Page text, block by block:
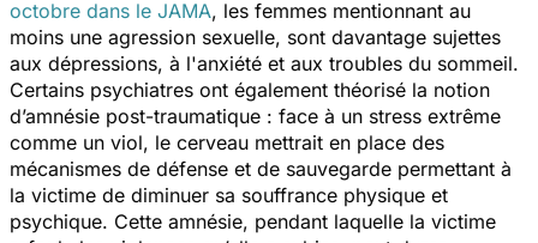
octobre dans le JAMA, les femmes mentionnant au
moins une agression sexuelle, sont davantage sujettes
aux dépressions, à l'anxiété et aux troubles du sommeil.
Certains psychiatres ont également théorisé la notion
d’amnésie post-traumatique : face à un stress extrême
comme un viol, le cerveau mettrait en place des
mécanismes de défense et de sauvegarde permettant à
la victime de diminuer sa souffrance physique et
psychique. Cette amnésie, pendant laquelle la victime